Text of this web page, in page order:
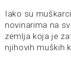
Iako su
novinarima na
zemlja koja je
njihovih muških